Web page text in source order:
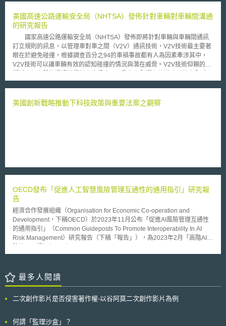
理敏感個人資料。例如資料當事人已被告知處理敏感個人資料的相關風險，
並有具體的同意。敏感的個人資料包括，種族和民族淵源，宗教，哲學或道
有義務立即報告主管機關。 四、當個人資料是不完整，不準確或已經過期
時，允許資料當事人查詢他們的個人資料並更正之。 五、不得提供個人資
料給資料保護水平不相似的國家。 六、有義務依比例原則採取安全保障措
施以處理個人數據，防止未經授權的訪問，破壞，丟失，篡改，通訊或傳播
美國高速公路運輸安全局（NHTSA）發佈針對車輛對車輛間溝通
的研究報告
國家高速公路運輸安全局（NHTSA）發佈即將針對車輛與車輛間通訊
訂立規則的訊息，以管理車對車之間（V2V）通訊技術，V2V技術最主要著
眼在於避免碰撞，根據調查百分之94的車禍事故都有人為因素牽涉其中，
V2V技術可以讓車輛有效的認知碰撞的情況與潛在威脅。V2V技術仰賴的是
脅，例如：V2V可以警告駕駛前車正在煞停，所以候車必須隨之減速以免碰
不見的車輛正以高速朝路口靠近。V2V通訊技術使用精密的短距離通訊技術
態訊息諸如行進方向、速度、位置。這些基本的安全訊息每秒交換高達10
次，裝有V2V裝置的車輛將保留這些訊息，去評判是否有碰撞的威脅。如果
系統覺得有必要，將立即發出訊息警告駕駛採取必要措施避免立即碰撞。
●V2V未來可能應用 ■十字路口動態輔助：車輛進入十字路口前，如果會發
生碰撞會加以警示。 ■左轉輔助：駕駛一旦左轉會撞上來車的時候，特別在
於駕駛視線被擋住的情況下，會加以警示。 ■警急電子煞車燈：同方向行進
車輛，前車忽然減速的情況下，V2V技術可以允許使經過透視前車的情況
下，知道駕駛目前正在減速，所以可以針對視線外的急煞車預先因應。 ■前
盲點警示與變換車道警示：車輛變換車道的時候系統將警告位於盲點區域的
車輛即將靠近，避免在變換車道的時候發生碰撞。 ■超車警示：警告駕駛超
訊息認證方案，確保交換訊息時的安全性。 ■每一項交換的訊息均會經過偵
車輛阻擋V2V訊息。 ●隱私保護 在設計最初期即導入V2V僅允許分享蒐集通
美國創新戰略推動下科技政策與重要法案之觀察
OECD發布「促進人工智慧風險管理互通性的通用指引」研究報
告
經濟合作發展組織（Organisation for Economic Co-operation and
Development，下稱OECD）於2023年11月公布「促進AI風險管理互通性
的通用指引」（Common Guideposts To Promote Interoperability In AI
Risk Management）研究報告（下稱「報告」），為2023年2月「高階AI風
Framework，下稱「互通框架」）之延伸研究。 報告中主要說明「互通框
進行比較分析。首先，「互通框架」的四個步驟分別為： 1. 「定義」AI風
險管理範圍、環境脈絡與標準； 2. 「評估」風險的可能性與危害程度； 3.
透過持續的監督、審查、記錄、溝通與諮詢、各參與者的角色和責任分配、
目前國際主要AI風險管理框架大致上與OECD「互通框架」的四個主要步驟
最多人閱讀
二次創作影片是否侵害著作權-以谷阿莫二次創作影片為例
何謂「監理沙盒」？